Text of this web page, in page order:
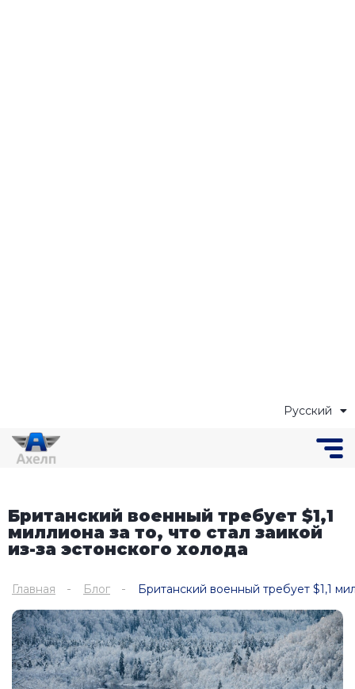
Русский
Українська
Британский военный требует $1,1
миллиона за то, что стал заикой
из-за эстонского холода
Главная Блог Британский военный требует $1,1